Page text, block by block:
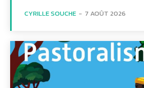
CYRILLE SOUCHE - 7 AOÛT 2026